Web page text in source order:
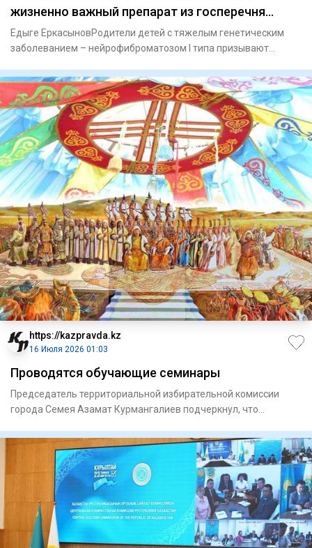
жизненно важный препарат из госперечня
Аналитический интернет журнал Власть
Едыге ЕркасыновРодители детей с тяжелым генетическим
заболеванием – нейрофиброматозом I типа призывают
https://kazpravda.kz
16 Июля 2026 01:03
Проводятся обучающие семинары
Председатель территориальной избирательной комиссии
города Семея Азамат Курмангалиев подчеркнул, что